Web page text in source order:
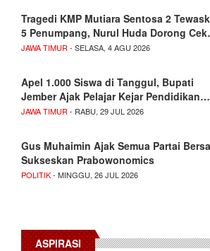
Tragedi KMP Mutiara Sentosa 2
5 Penumpang, Nurul Huda Dorong
JAWA TIMUR - SELASA, 4 AGU 2026
Apel 1.000 Siswa di Tanggul, Bupati
Jember Ajak Pelajar Kejar Pendidikan…
JAWA TIMUR - RABU, 29 JUL 2026
Gus Muhaimin Ajak Semua Partai
Sukseskan Prabowonomics
POLITIK- MINGGU, 26 JUL 2026
ASPIRASI